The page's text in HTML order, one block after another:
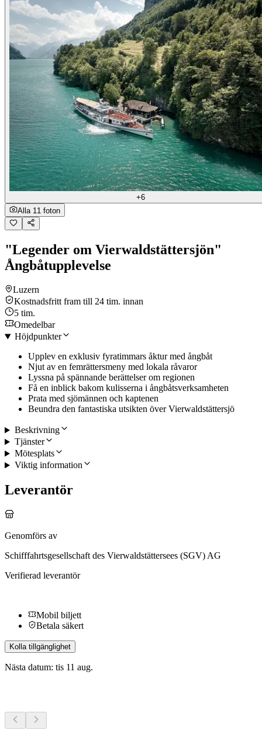
+6
Alla 11 foton
"Legender om Vierwaldstättersjön"
Ångbåtupplevelse
Luzern
Kostnadsfritt fram till 24 tim. innan
5 tim.
Omedelbar
Höjdpunkter
Upplev en exklusiv fyratimmars åktur med ångbåt
Njut av en femrättersmeny med lokala råvaror
Lyssna på spännande berättelser om regionen
Få en inblick bakom kulisserna i ångbåtsverksamheten
Prata med sjömännen och kaptenen
Beundra den fantastiska utsikten över Vierwaldstättersjö
Beskrivning
Tjänster
Mötesplats
Viktig information
Leverantör
Genomförs av
Schifffahrtsgesellschaft des Vierwaldstättersees (SGV) AG
Verifierad leverantör
Mobil biljett
Betala säkert
Kolla tillgänglighet
Nästa datum: tis 11 aug.